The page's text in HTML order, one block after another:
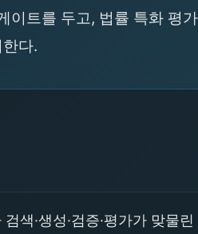
이트를 두고, 법률 특화 평
다.
색·생성·검증·평가가 맞물